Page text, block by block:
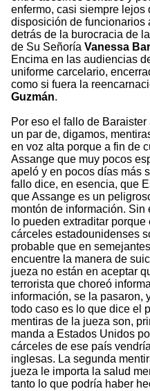
enfermo, casi siempre
disposición de funcionarios
detrás de la burocracia de
de Su Señoría Vanessa
Encima en las audiencias
uniforme carcelario,
como si fuera la
Guzmán.
Por eso el fallo de
un par de, digamos,
en voz alta porque a fin de
Assange que muy pocos
apeló y en pocos días más
fallo dice, en esencia, que
que Assange es un
montón de información.
lo pueden extraditar
cárceles estadounidenses
probable que en
encuentre la manera de
jueza no están en aceptar
terrorista que choreó
información, se la pasaron,
todo caso es lo que dice el
mentiras de la jueza son,
manda a Estados Unidos
cárceles de ese país
inglesas. La segunda
jueza le importa la salud
tanto lo que podría haber